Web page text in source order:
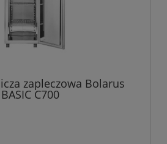
zapleczowa Bolarus
BASIC C700